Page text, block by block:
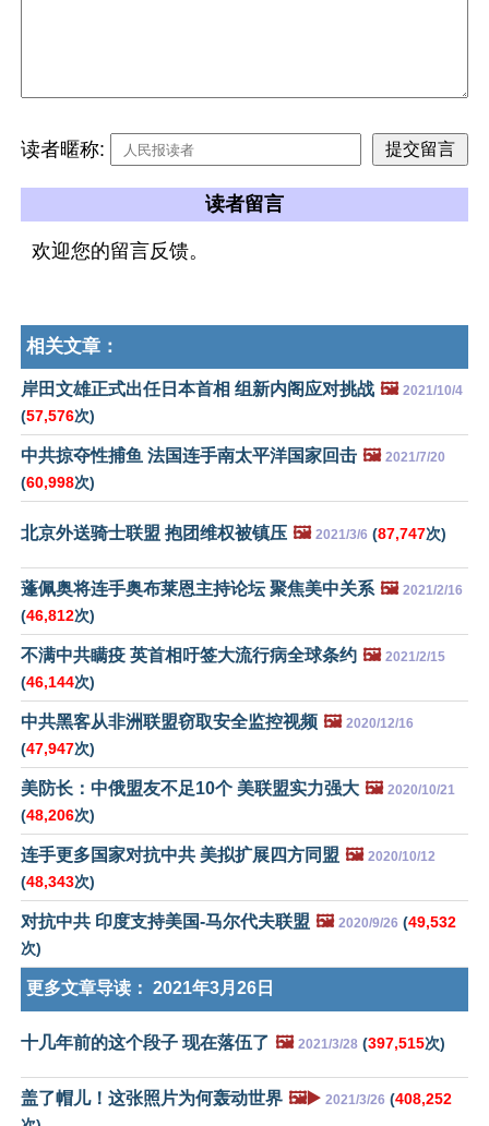
读者暱称:
读者留言
欢迎您的留言反馈。
相关文章：
岸田文雄正式出任日本首相 组新内阁应对挑战 🖼️ 2021/10/4
(57,576次)
中共掠夺性捕鱼 法国连手南太平洋国家回击 🖼️ 2021/7/20
(60,998次)
北京外送骑士联盟 抱团维权被镇压 🖼️ 2021/3/6 (87,747次)
蓬佩奥将连手奥布莱恩主持论坛 聚焦美中关系 🖼️ 2021/2/16
(46,812次)
不满中共瞒疫 英首相吁签大流行病全球条约 🖼️ 2021/2/15
(46,144次)
中共黑客从非洲联盟窃取安全监控视频 🖼️ 2020/12/16
(47,947次)
美防长：中俄盟友不足10个 美联盟实力强大 🖼️ 2020/10/21
(48,206次)
连手更多国家对抗中共 美拟扩展四方同盟 🖼️ 2020/10/12
(48,343次)
对抗中共 印度支持美国-马尔代夫联盟 🖼️ 2020/9/26 (49,532
次)
更多文章导读： 2021年3月26日
十几年前的这个段子 现在落伍了 🖼️ 2021/3/28 (397,515次)
盖了帽儿！这张照片为何轰动世界 🖼️▶️ 2021/3/26 (408,252